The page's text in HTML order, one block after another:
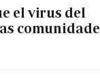
el virus del